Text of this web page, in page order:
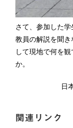
さて、参加した
教員の解説を聞
して現地で何を
か。
日
関連リンク